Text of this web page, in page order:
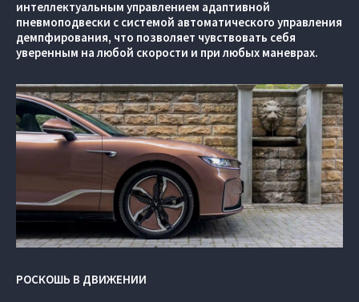
интеллектуальным управлением адаптивной
пневмоподвески с системой автоматического управления
демпфирования, что позволяет чувствовать себя
уверенным на любой скорости и при любых маневрах.
РОСКОШЬ В ДВИЖЕНИИ